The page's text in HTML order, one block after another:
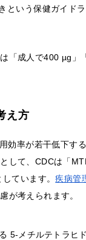
いう保健ガイドラ
「成人で400 µg」
え方
効率が若干低下す
して、CDCは「
しています。疾病管
が考えられます。
5‑メチルテトラヒ